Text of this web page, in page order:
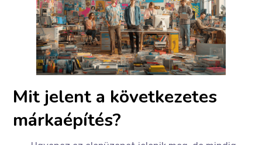
Mit jelent a következetes
márkaépítés?